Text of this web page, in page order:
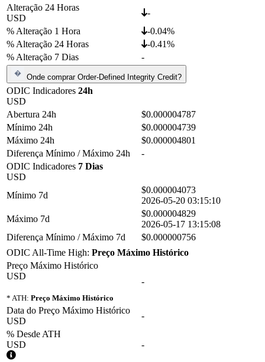
Alteração 24 Horas
USD
-
% Alteração 1 Hora
-0.04%
% Alteração 24 Horas
-0.41%
% Alteração 7 Dias
-
Onde comprar Order-Defined Integrity Credit?
ODIC Indicadores 24h
USD
Abertura 24h
$0.000004787
Mínimo 24h
$0.000004739
Máximo 24h
$0.000004801
Diferença Mínimo / Máximo 24h
-
ODIC Indicadores 7 Dias
USD
Mínimo 7d
$0.000004073
2026-05-20 03:15:10
Máximo 7d
$0.000004829
2026-05-17 13:15:08
Diferença Mínimo / Máximo 7d
$0.000000756
ODIC All-Time High: Preço Máximo Histórico
Preço Máximo Histórico
USD
* ATH: Preço Máximo Histórico
-
Data do Preço Máximo Histórico
USD
-
% Desde ATH
USD
-